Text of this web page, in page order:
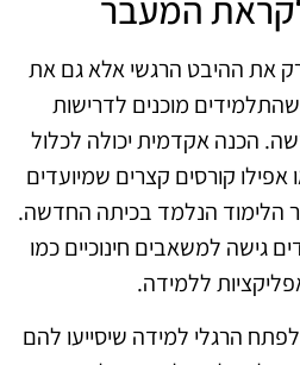
המעבר
רק את ההיבט הרגשי אלא גם את
מוכנים לדרישות
הכנה אקדמית יכולה לכלול
אפילו קורסים קצרים שמיועדים
הלימוד הנלמד בכיתה החדשה.
גישה למשאבים חינוכיים כמו
ללמידה.
הרגלי למידה שיסייעו להם